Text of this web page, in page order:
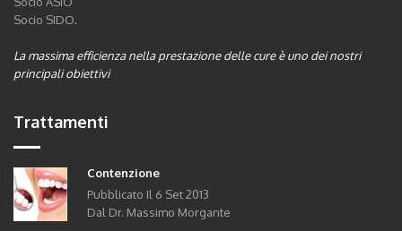
Socio SIDO.
La massima efficienza nella prestazione delle cure è uno dei nostri
principali obiettivi
Trattamenti
Contenzione
Pubblicato Il 6 Set2013
Dal Dr. Massimo Morgante